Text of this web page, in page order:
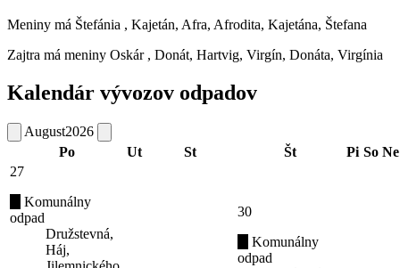
Meniny má Štefánia , Kajetán, Afra, Afrodita, Kajetána, Štefana
Zajtra má meniny Oskár , Donát, Hartvig, Virgín, Donáta, Virgínia
Kalendár vývozov odpadov
August2026
Po
Ut St Št Pi So Ne
27
Komunálny
odpad
Družstevná,
Háj,
30
Komunálny
odpad